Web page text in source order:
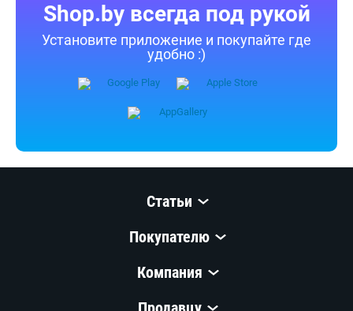
Shop.by всегда под рукой
Установите приложение и покупайте где
удобно :)
Статьи
Покупателю
Компания